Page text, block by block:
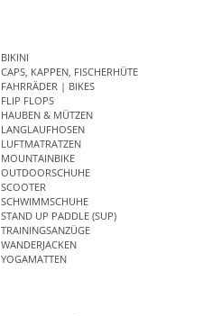
BIKINI
CAPS, KAPPEN, FISCHERHÜTE
FAHRRÄDER | BIKES
FLIP FLOPS
HAUBEN & MÜTZEN
LANGLAUFHOSEN
LUFTMATRATZEN
MOUNTAINBIKE
OUTDOORSCHUHE
SCOOTER
SCHWIMMSCHUHE
STAND UP PADDLE (SUP)
TRAININGSANZÜGE
WANDERJACKEN
YOGAMATTEN